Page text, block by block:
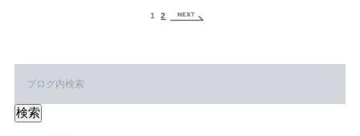
1 2